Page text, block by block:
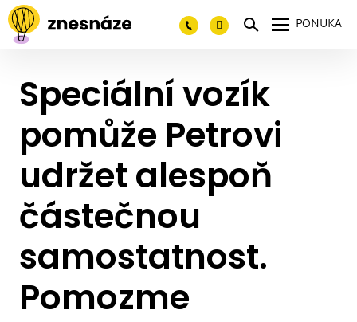
PONUKA
Speciální vozík
pomůže Petrovi
udržet alespoň
částečnou
samostatnost.
Pomozme